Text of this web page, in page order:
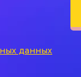
данных